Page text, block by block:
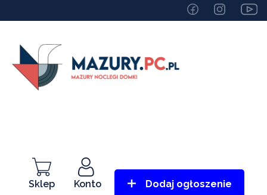
Sklep Konto Dodaj ogłoszenie